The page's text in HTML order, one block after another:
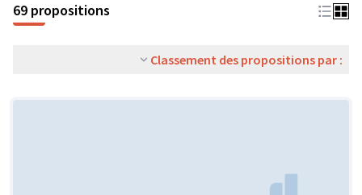
69 propositions
Classement des propositions par :